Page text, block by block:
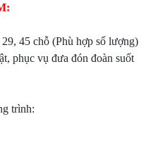
45 chỗ (Phù hợp số lượng)
phục vụ đưa đón đoàn suốt
trình: